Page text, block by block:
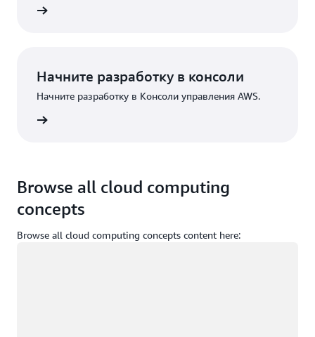
Начните разработку в консоли
Начните разработку в Консоли управления AWS.
Browse all cloud computing
concepts
Browse all cloud computing concepts content here: